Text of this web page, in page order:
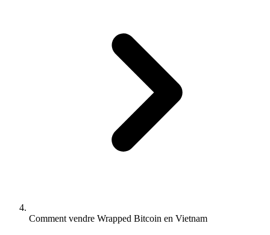
Comment vendre Wrapped Bitcoin en Vietnam